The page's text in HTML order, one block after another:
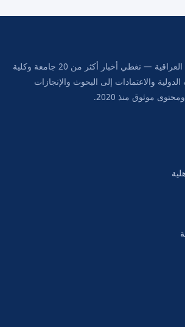
بوابة الأخبار الأكاديمية العراقية — نغطي أخبار أكثر من 20 جامعة وكلية
والاعتمادات إلى البحوث والإنجازات
موثوق منذ 2020.